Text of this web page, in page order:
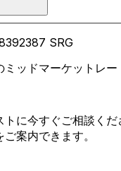
392387 SRG
ッドマーケットレー
に今すぐご相談くだ
案内できます。